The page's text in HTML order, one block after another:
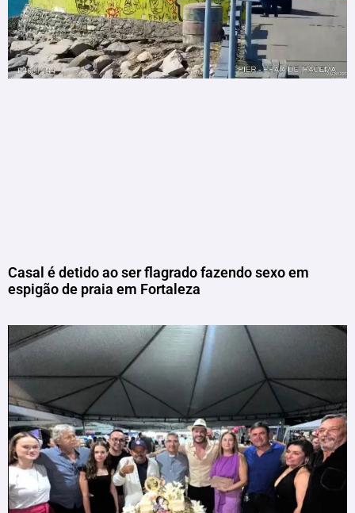
Casal é detido ao ser flagrado fazendo sexo em
espigão de praia em Fortaleza